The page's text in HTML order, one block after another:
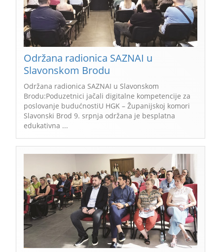
Održana radionica SAZNAI u
Slavonskom Brodu
Održana radionica SAZNAI u Slavonskom
Brodu:Poduzetnici jačali digitalne kompetencije za
poslovanje budućnostiU HGK – Županijskoj komori
Slavonski Brod 9. srpnja održana je besplatna
edukativna ...